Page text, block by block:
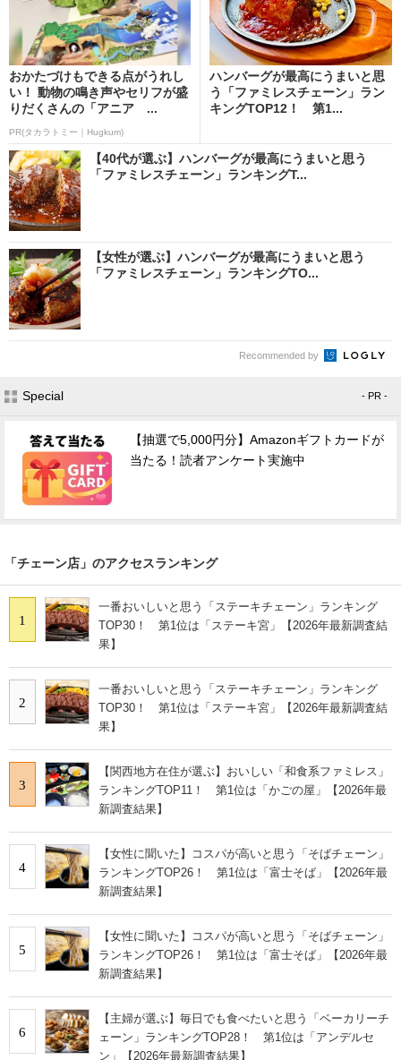
おかたづけもできる点がうれし
い！ 動物の鳴き声やセリフが盛
りだくさんの「アニア ...
PR(タカラトミー｜Hugkum)
ハンバーグが最高にうまいと思
う「ファミレスチェーン」ラン
キングTOP12！ 第1...
【40代が選ぶ】ハンバーグが最高にうまいと思う
「ファミレスチェーン」ランキングT...
【女性が選ぶ】ハンバーグが最高にうまいと思う
「ファミレスチェーン」ランキングTO...
Recommended by
Special - PR -
【抽選で5,000円分】Amazonギフトカードが
当たる！読者アンケート実施中
「チェーン店」のアクセスランキング
1
一番おいしいと思う「ステーキチェーン」ランキング
TOP30！ 第1位は「ステーキ宮」【2026年最新調査結
果】
2
一番おいしいと思う「ステーキチェーン」ランキング
TOP30！ 第1位は「ステーキ宮」【2026年最新調査結
果】
3
【関西地方在住が選ぶ】おいしい「和食系ファミレス」
ランキングTOP11！ 第1位は「かごの屋」【2026年最
新調査結果】
4
【女性に聞いた】コスパが高いと思う「そばチェーン」
ランキングTOP26！ 第1位は「富士そば」【2026年最
新調査結果】
5
【女性に聞いた】コスパが高いと思う「そばチェーン」
ランキングTOP26！ 第1位は「富士そば」【2026年最
新調査結果】
6
【主婦が選ぶ】毎日でも食べたいと思う「ベーカリーチ
ェーン」ランキングTOP28！ 第1位は「アンデルセ
ン」【2026年最新調査結果】